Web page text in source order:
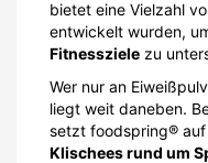
bietet eine Vielzahl
entwickelt wurden,
Fitnessziele zu
Wer nur an
liegt weit daneben.
setzt foodspring®
Klischees rund um